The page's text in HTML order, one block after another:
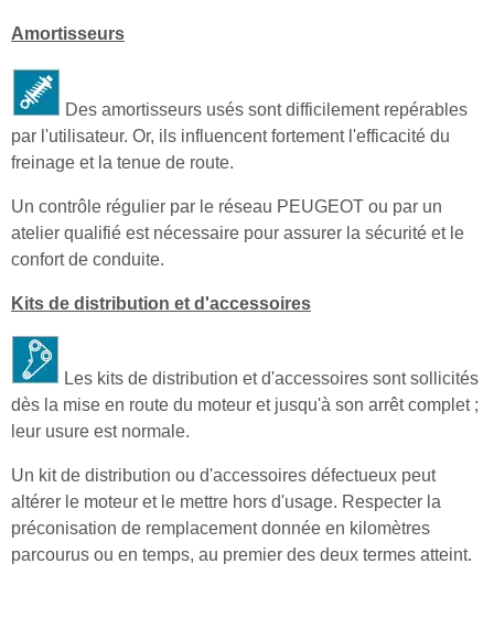
Amortisseurs
Des amortisseurs usés sont difficilement repérables
par l'utilisateur. Or, ils influencent fortement l'efficacité du
freinage et la tenue de route.
Un contrôle régulier par le réseau PEUGEOT ou par un
atelier qualifié est nécessaire pour assurer la sécurité et le
confort de conduite.
Kits de distribution et d'accessoires
Les kits de distribution et d'accessoires sont sollicités
dès la mise en route du moteur et jusqu'à son arrêt complet ;
leur usure est normale.
Un kit de distribution ou d'accessoires défectueux peut
altérer le moteur et le mettre hors d'usage. Respecter la
préconisation de remplacement donnée en kilomètres
parcourus ou en temps, au premier des deux termes atteint.